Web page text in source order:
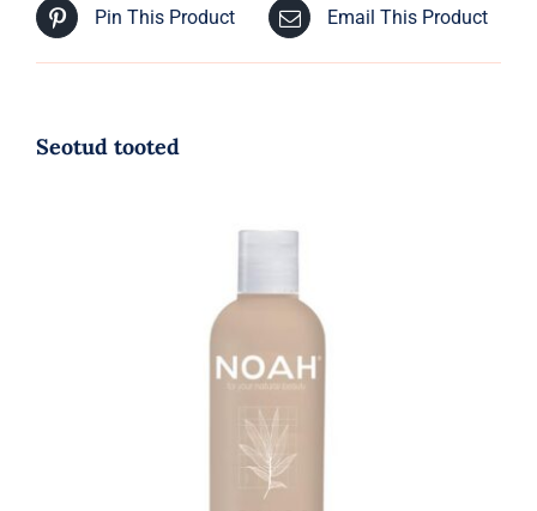
Pin This Product Email This Product
Seotud tooted